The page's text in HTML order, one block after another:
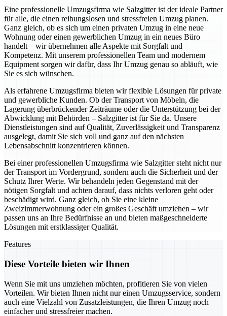
Eine professionelle Umzugsfirma wie Salzgitter ist der ideale Partner
für alle, die einen reibungslosen und stressfreien Umzug planen.
Ganz gleich, ob es sich um einen privaten Umzug in eine neue
Wohnung oder einen gewerblichen Umzug in ein neues Büro
handelt – wir übernehmen alle Aspekte mit Sorgfalt und
Kompetenz. Mit unserem professionellen Team und modernem
Equipment sorgen wir dafür, dass Ihr Umzug genau so abläuft, wie
Sie es sich wünschen.
Als erfahrene Umzugsfirma bieten wir flexible Lösungen für private
und gewerbliche Kunden. Ob der Transport von Möbeln, die
Lagerung überbrückender Zeiträume oder die Unterstützung bei der
Abwicklung mit Behörden – Salzgitter ist für Sie da. Unsere
Dienstleistungen sind auf Qualität, Zuverlässigkeit und Transparenz
ausgelegt, damit Sie sich voll und ganz auf den nächsten
Lebensabschnitt konzentrieren können.
Bei einer professionellen Umzugsfirma wie Salzgitter steht nicht nur
der Transport im Vordergrund, sondern auch die Sicherheit und der
Schutz Ihrer Werte. Wir behandeln jeden Gegenstand mit der
nötigen Sorgfalt und achten darauf, dass nichts verloren geht oder
beschädigt wird. Ganz gleich, ob Sie eine kleine
Zweizimmerwohnung oder ein großes Geschäft umziehen – wir
passen uns an Ihre Bedürfnisse an und bieten maßgeschneiderte
Lösungen mit erstklassiger Qualität.
Features
Diese Vorteile bieten wir Ihnen
Wenn Sie mit uns umziehen möchten, profitieren Sie von vielen
Vorteilen. Wir bieten Ihnen nicht nur einen Umzugsservice, sondern
auch eine Vielzahl von Zusatzleistungen, die Ihren Umzug noch
einfacher und stressfreier machen.